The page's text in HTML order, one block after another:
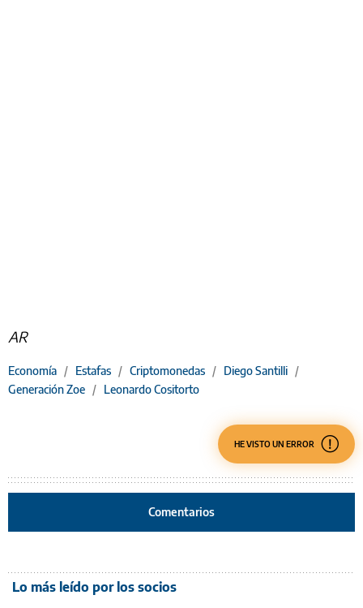
AR
Economía / Estafas / Criptomonedas / Diego Santilli /
Generación Zoe / Leonardo Cositorto
HE VISTO UN ERROR
Comentarios
Lo más leído por los socios